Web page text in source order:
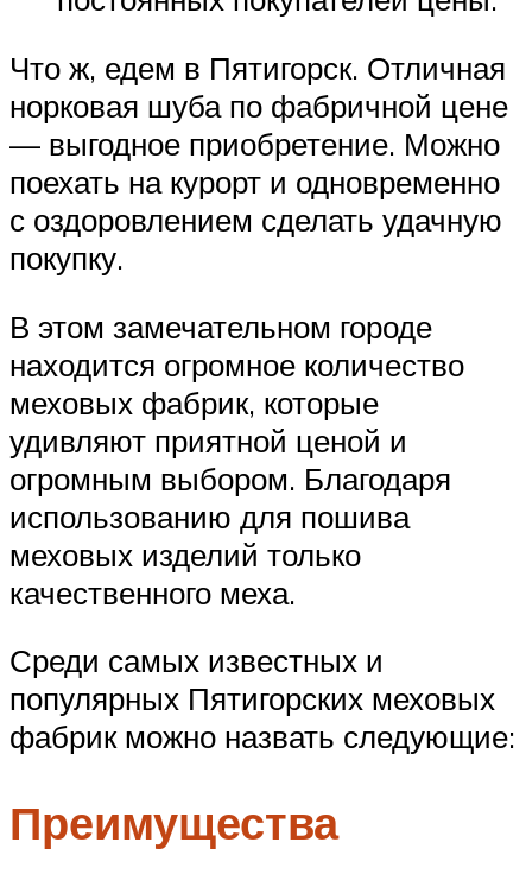
Что ж, едем в Пятигорск. Отличная
норковая шуба по фабричной цене
— выгодное приобретение. Можно
поехать на курорт и одновременно
с оздоровлением сделать удачную
покупку.
В этом замечательном городе
находится огромное количество
меховых фабрик, которые
удивляют приятной ценой и
огромным выбором. Благодаря
использованию для пошива
меховых изделий только
качественного меха.
Среди самых известных и
популярных Пятигорских меховых
фабрик можно назвать следующие:
Преимущества